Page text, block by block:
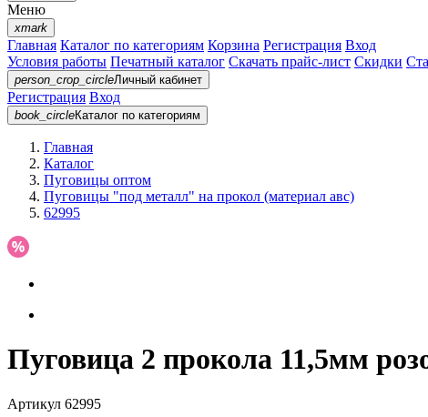
Меню
xmark
Главная Каталог по категориям Корзина Регистрация Вход
Условия работы Печатный каталог Скачать прайс-лист Скидки
person_crop_circleЛичный кабинет
Регистрация Вход
book_circleКаталог по категориям
Главная
Каталог
Пуговицы оптом
Пуговицы "под металл" на прокол (материал авс)
62995
Пуговица 2 прокола 11,5мм
Артикул 62995